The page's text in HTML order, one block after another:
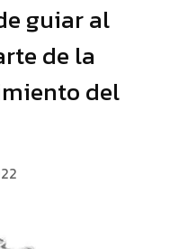
guiar al
de la
del